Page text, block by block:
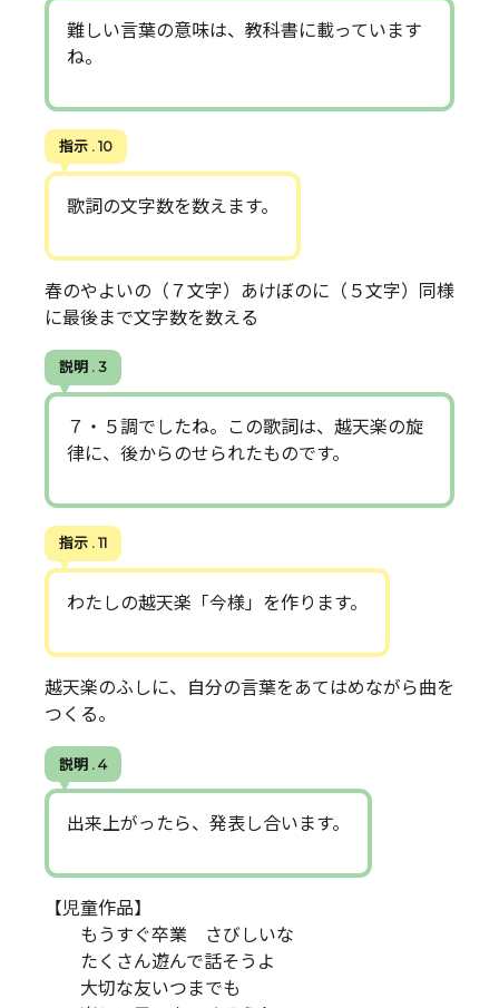
難しい言葉の意味は、教科書に載っています
ね。
指示 . 10
歌詞の文字数を数えます。
春のやよいの（７文字）あけぼのに（５文字）同様
に最後まで文字数を数える
説明 . 3
７・５調でしたね。この歌詞は、越天楽の旋
律に、後からのせられたものです。
指示 . 11
わたしの越天楽「今様」を作ります。
越天楽のふしに、自分の言葉をあてはめながら曲を
つくる。
説明 . 4
出来上がったら、発表し合います。
【児童作品】
もうすぐ卒業 さびしいな
たくさん遊んで話そうよ
大切な友いつまでも